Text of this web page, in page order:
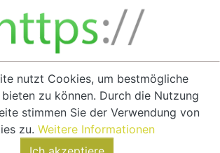
VERTRAG WIDERRUFEN
nutzt Cookies, um bestmögliche
zu können. Durch die Nutzung
stimmen Sie der Verwendung von
zu. Weitere Informationen